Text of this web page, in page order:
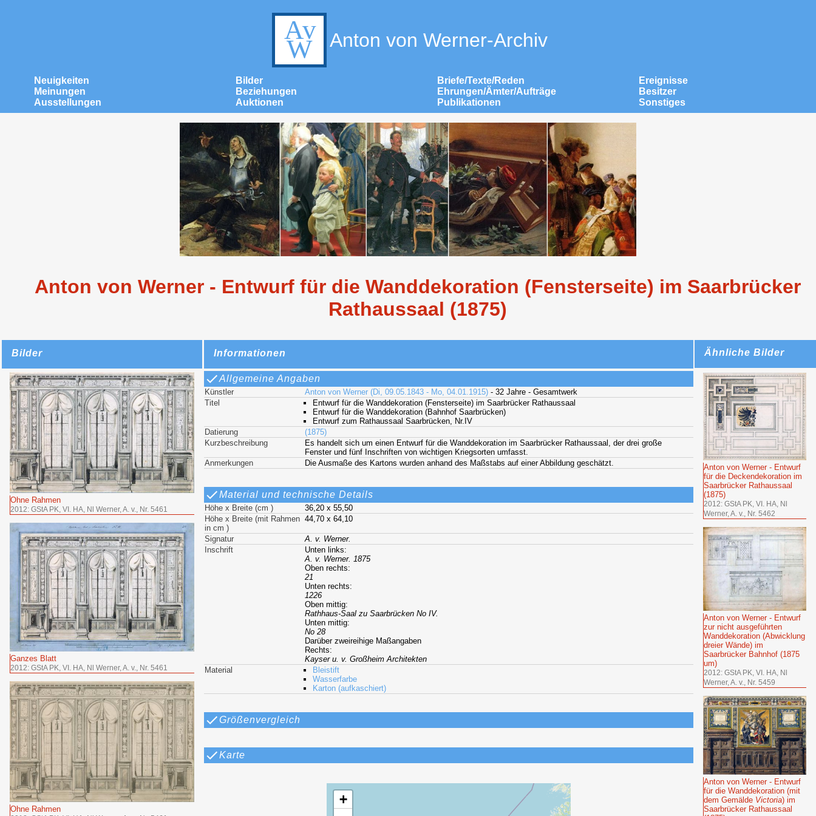
Anton von Werner-Archiv
Neuigkeiten Bilder Briefe/Texte/Reden
Ereignisse
Meinungen
Beziehungen Ehrungen/Ämter/Aufträge
Besitzer
Ausstellungen
Auktionen Publikationen Sonstiges
Anton von Werner - Entwurf für die Wanddekoration (Fensterseite) im Saarbrücker
Rathaussaal (1875)
Bilder
Ohne Rahmen
2012: GStA PK, VI. HA, Nl Werner, A. v., Nr. 5461
Ganzes Blatt
2012: GStA PK, VI. HA, Nl Werner, A. v., Nr. 5461
Ohne Rahmen
Informationen
Allgemeine Angaben
Künstler Anton von Werner (Di, 09.05.1843 - Mo, 04.01.1915)- 32 Jahre - Gesamtwerk
Titel
Entwurf für die Wanddekoration (Fensterseite) im Saarbrücker Rathaussaal
Entwurf für die Wanddekoration (Bahnhof Saarbrücken)
Entwurf zum Rathaussaal Saarbrücken, Nr.IV
Datierung
(1875)
Kurzbeschreibung
Es handelt sich um einen Entwurf für die Wanddekoration im Saarbrücker Rathaussaal, der drei große
Fenster und fünf Inschriften von wichtigen Kriegsorten umfasst.
Anmerkungen
Die Ausmaße des Kartons wurden anhand des Maßstabs auf einer Abbildung geschätzt.
Material und technische Details
Höhe x Breite (cm )
36,20 x 55,50
Höhe x Breite (mit Rahmen
in cm )
44,70 x 64,10
Signatur
A. v. Werner.
Inschrift
Unten links:
A. v. Werner. 1875
Oben rechts:
21
Unten rechts:
1226
Oben mittig:
Rathhaus-Saal zu Saarbrücken No IV.
Unten mittig:
No 28
Darüber zweireihige Maßangaben
Rechts:
Kayser u. v. Großheim Architekten
Material
Bleistift
Wasserfarbe
Karton (aufkaschiert)
Größenvergleich
Karte
+
Ähnliche Bilder
Anton von Werner - Entwurf
für die Deckendekoration im
Saarbrücker Rathaussaal
(1875)
2012: GStA PK, VI. HA, Nl
Werner, A. v., Nr. 5462
Anton von Werner - Entwurf
zur nicht ausgeführten
Wanddekoration (Abwicklung
dreier Wände) im
Saarbrücker Bahnhof (1875
um)
2012: GStA PK, VI. HA, Nl
Werner, A. v., Nr. 5459
Anton von Werner - Entwurf
für die Wanddekoration (mit
dem Gemälde Victoria) im
Saarbrücker Rathaussaal